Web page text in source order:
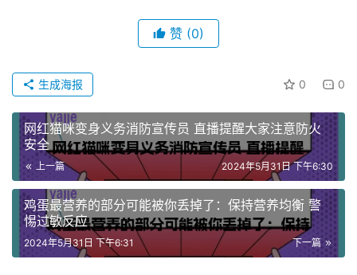
赞 (0)
0 0
生成海报
网红猫咪变身义务消防宣传员 直播提醒大家注意防火
安全
上一篇 2024年5月31日 下午6:30
鸡蛋最营养的部分可能被你丢掉了：保持营养均衡 警
惕过敏反应
下一篇
2024年5月31日 下午6:31